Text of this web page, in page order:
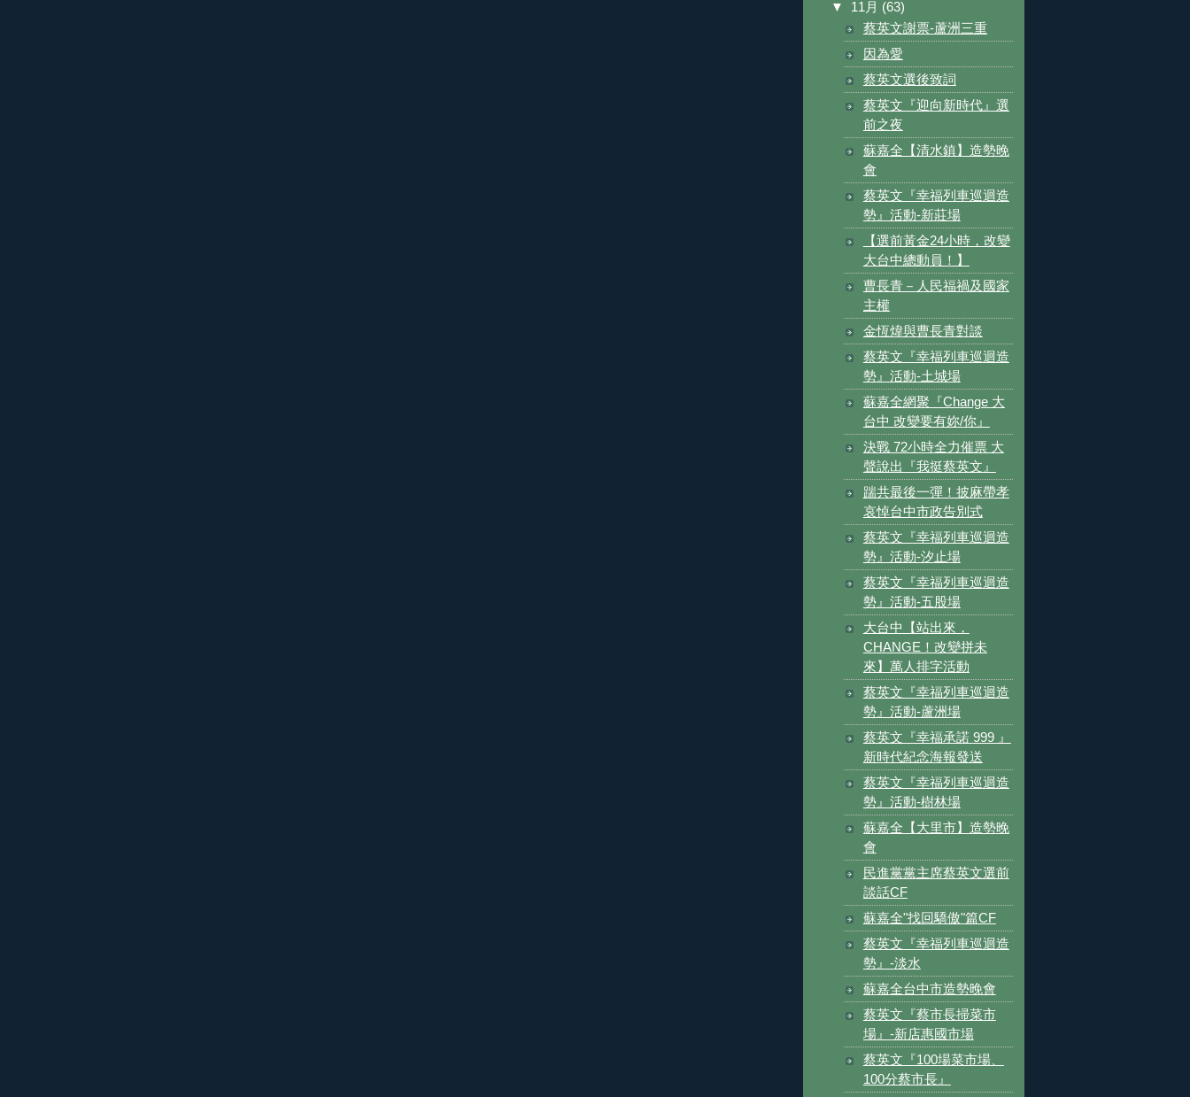
▼ 11月 (63)
蔡英文謝票-蘆洲三重
因為愛
蔡英文選後致詞
蔡英文『迎向新時代』選
前之夜
蘇嘉全【清水鎮】造勢晚
會
蔡英文『幸福列車巡迴造
勢』活動-新莊場
【選前黃金24小時，改變
大台中總動員！】
曹長青－人民福禍及國家
主權
金恆煒與曹長青對談
蔡英文『幸福列車巡迴造
勢』活動-土城場
蘇嘉全網聚『Change 大
台中 改變要有妳/你』
決戰 72小時全力催票 大
聲說出『我挺蔡英文』
踹共最後一彈！披麻帶孝
哀悼台中市政告別式
蔡英文『幸福列車巡迴造
勢』活動-汐止場
蔡英文『幸福列車巡迴造
勢』活動-五股場
大台中【站出來，
CHANGE！改變拼未
來】萬人排字活動
蔡英文『幸福列車巡迴造
勢』活動-蘆洲場
蔡英文『幸福承諾 999 』
新時代紀念海報發送
蔡英文『幸福列車巡迴造
勢』活動-樹林場
蘇嘉全【大里市】造勢晚
會
民進黨黨主席蔡英文選前
談話CF
蘇嘉全"找回驕傲"篇CF
蔡英文『幸福列車巡迴造
勢』-淡水
蘇嘉全台中市造勢晚會
蔡英文『蔡市長掃菜市
場』-新店惠國市場
蔡英文『100場菜市場、
100分蔡市長』